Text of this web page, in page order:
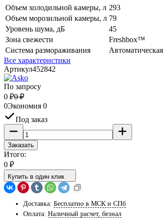
Объем холодильной камеры, л 293
Объем морозильной камеры, л 79
Уровень шума, дБ
45
Зона свежести
Freshbox™
Система размораживания
Автоматическая
Все характеристики
Артикул452842
По запросу
0 ₽0 ₽
0Экономия 0
Под заказ
Заказать
Итого:
0 ₽
Купить в один клик
Доставка: Бесплатно в МСК и СПб
Оплата: Наличный расчет, безнал